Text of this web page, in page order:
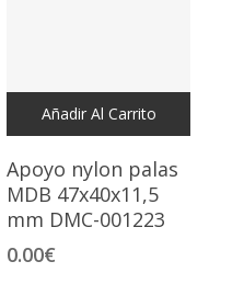
Añadir Al Carrito
Apoyo nylon palas
MDB 47x40x11,5
mm DMC-001223
0.00€